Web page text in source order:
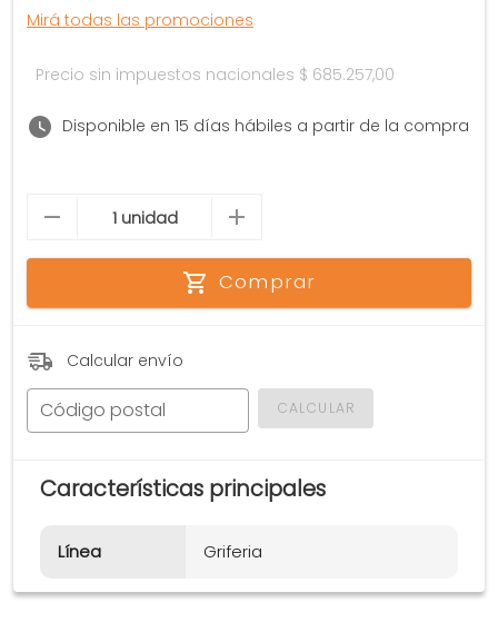
Mirá todas las promociones
Precio sin impuestos nacionales $ 685.257,00
Disponible en 15 días hábiles a partir de la compra
Comprar
Calcular envío
Código postal CALCULAR
Características principales
Línea Griferia